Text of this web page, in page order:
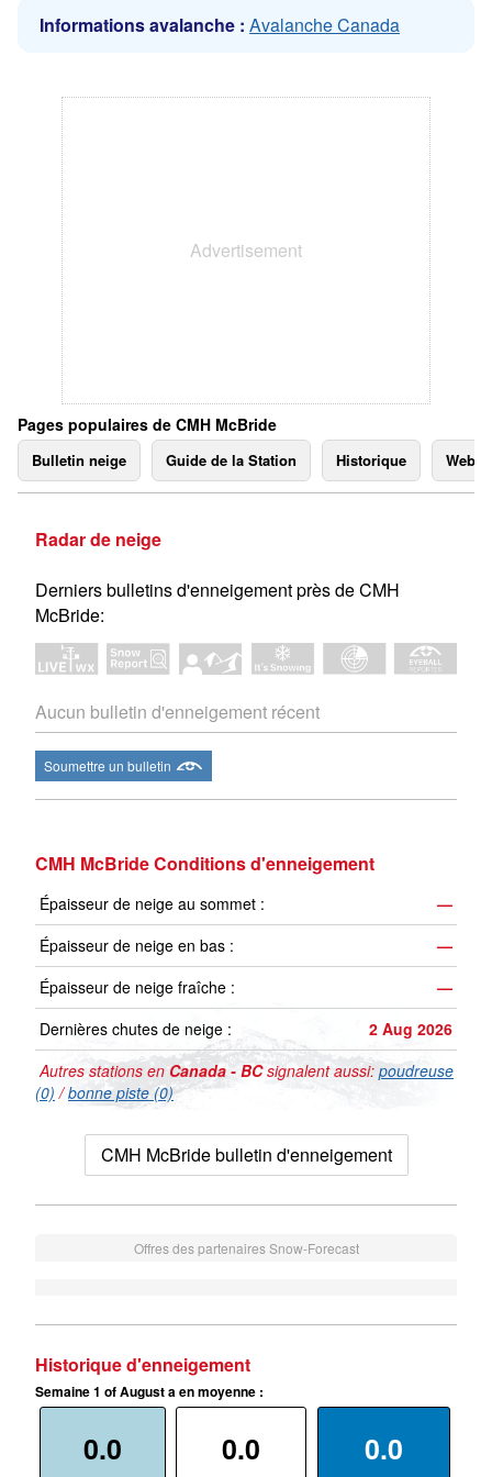
Informations avalanche : Avalanche Canada
Pages populaires de CMH McBride
Bulletin neige Guide de la Station Historique
Radar de neige
Derniers bulletins d'enneigement près de CMH
McBride:
Aucun bulletin d'enneigement récent
Soumettre un bulletin
CMH McBride Conditions d'enneigement
Épaisseur de neige au sommet :
—
Épaisseur de neige en bas :
—
Épaisseur de neige fraîche :
—
Dernières chutes de neige :
2 Aug 2026
Autres stations en Canada - BCsignalent aussi: poudreuse
(0) /bonne piste (0)
CMH McBride bulletin d'enneigement
Offres des partenaires Snow-Forecast
Historique d'enneigement
Semaine 1 of August a en moyenne :
0.0 0.0 0.0